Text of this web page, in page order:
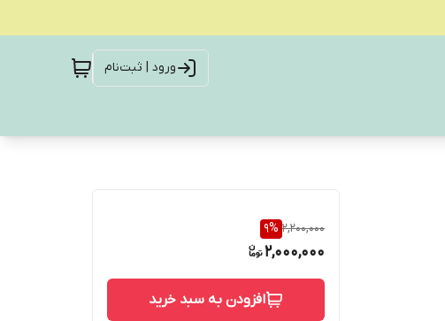
ورود | ثبت‌نام
2,200,000
9%
2,000,000
افزودن به سبد خرید